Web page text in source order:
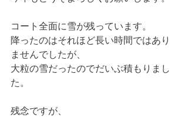
コート全面に雪が残っています。
降ったのはそれほど長い時間ではあり
ませんでしたが、
大粒の雪だったのでだいぶ積もりまし
た。
残念ですが、